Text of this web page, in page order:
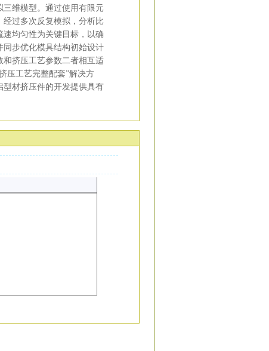
维模型。通过使用有限元
过多次反复模拟，分析比
均匀性为关键目标，以确
步优化模具结构初始设计
和挤压工艺参数二者相互适
压工艺完整配套”解决方
材挤压件的开发提供具有